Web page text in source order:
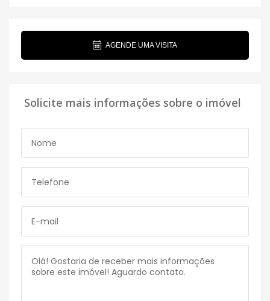
AGENDE UMA VISITA
Solicite mais informações sobre o imóvel